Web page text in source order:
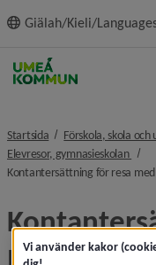
innehållet
Giälah/Kieli/
Startsida Förskola, skola
Elevresor, gymnasieskolan
Kontantersättning för resa
med
Vi använder kakor